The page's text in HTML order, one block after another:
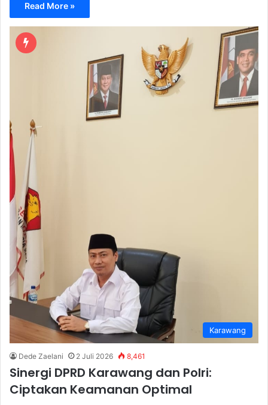
Read More »
Karawang
Dede Zaelani 2 Juli 2026 8,461
Sinergi DPRD Karawang dan Polri:
Ciptakan Keamanan Optimal